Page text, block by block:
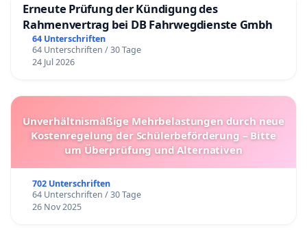
Erneute Prüfung der Kündigung des
Rahmenvertrag bei DB Fahrwegdienste Gmbh
64 Unterschriften
64 Unterschriften / 30 Tage
24 Jul 2026
Unverhältnismäßige Mehrbelastungen durch neue
Kostenregelung der Schülerbeförderung – Bitte
um Überprüfung und Alternativen
702 Unterschriften
64 Unterschriften / 30 Tage
26 Nov 2025